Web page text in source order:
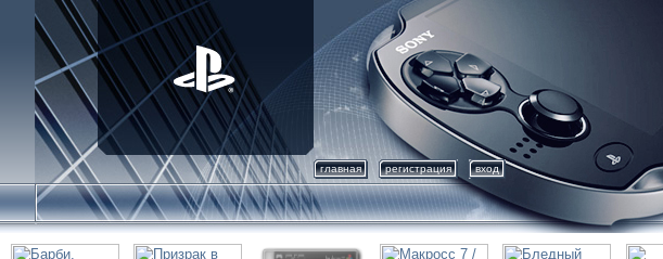
главная регистрация вход